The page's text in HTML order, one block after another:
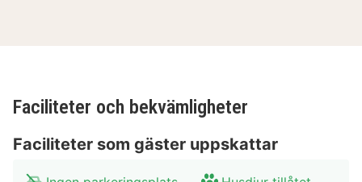
Faciliteter och bekvämligheter
Faciliteter som gäster uppskattar